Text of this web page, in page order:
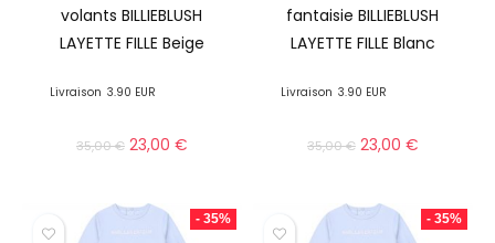
volants BILLIEBLUSH
LAYETTE FILLE Beige
Livraison 3.90 EUR
35,00€ 23,00 €
fantaisie BILLIEBLUSH
LAYETTE FILLE Blanc
Livraison 3.90 EUR
35,00€ 23,00 €
- 35% - 35%